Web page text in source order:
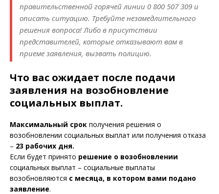
правительственной горячей линии 0 800 507 309 и
описать ситуацию. Требуйте незамедлительного
решения вопроса! Либо в присутствии
представителей, которые отказывают вам в
приеме заявления, вызвать полицию.
Что вас ожидает после подачи
заявления на возобновление
социальных выплат.
Максимальный срок получения решения о
возобновлении социальных выплат или получения отказа
– 23 рабочих дня.
Если будет принято решение о возобновлении
социальных выплат – социальные выплаты
возобновляются с месяца, в котором вами подано
заявление.